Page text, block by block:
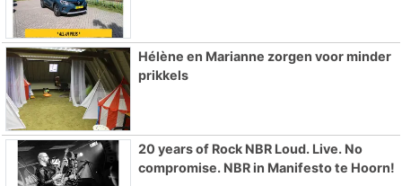
Hélène en Marianne zorgen voor minder
prikkels
20 years of Rock NBR Loud. Live. No
compromise. NBR in Manifesto te Hoorn!